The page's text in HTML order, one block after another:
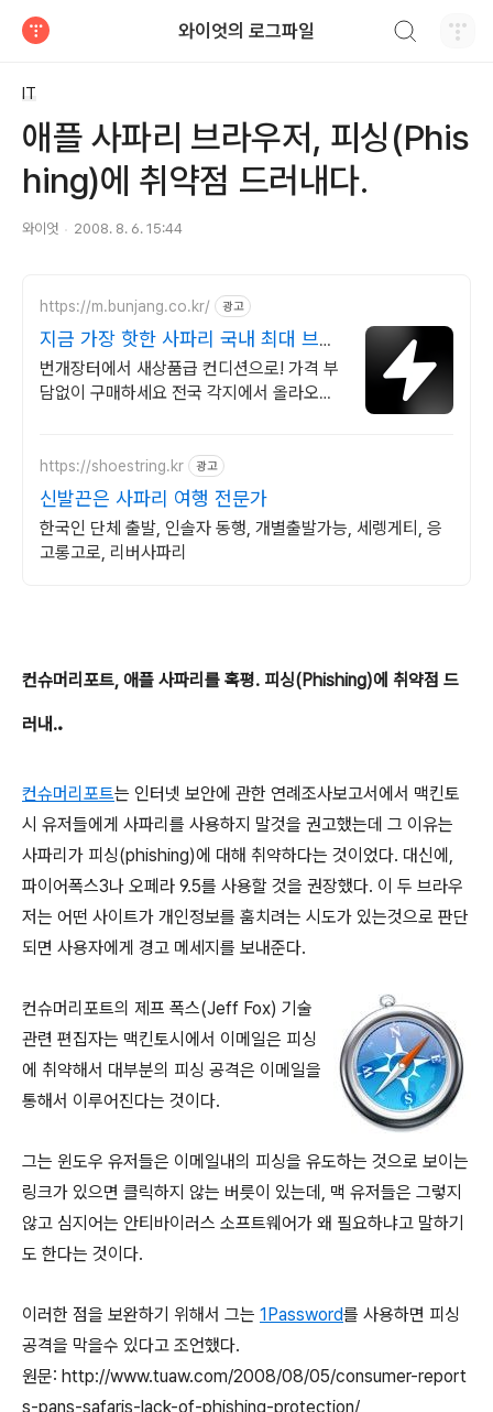
와이엇의 로그파일
IT
애플 사파리 브라우저, 피싱(Phis
hing)에 취약점 드러내다.
와이엇 2008. 8. 6. 15:44
https://m.bunjang.co.kr/ 광고
지금 가장 핫한 사파리 국내 최대 브랜
드 중고거래
번개장터에서 새상품급 컨디션으로! 가격 부
담없이 구매하세요 전국 각지에서 올라오는
https://shoestring.kr 광고
신발끈은 사파리 여행 전문가
한국인 단체 출발, 인솔자 동행, 개별출발가능, 세렝게티, 응
고롱고로, 리버사파리
컨슈머리포트, 애플 사파리를 혹평. 피싱(Phishing)에 취약점 드
러내..
컨슈머리포트는 인터넷 보안에 관한 연례조사보고서에서 맥킨토
시 유저들에게 사파리를 사용하지 말것을 권고했는데 그 이유는
사파리가 피싱(phishing)에 대해 취약하다는 것이었다. 대신에,
파이어폭스3나 오페라 9.5를 사용할 것을 권장했다. 이 두 브라우
저는 어떤 사이트가 개인정보를 훔치려는 시도가 있는것으로 판단
되면 사용자에게 경고 메세지를 보내준다.
컨슈머리포트의 제프 폭스(Jeff Fox) 기술
관련 편집자는 맥킨토시에서 이메일은 피싱
에 취약해서 대부분의 피싱 공격은 이메일을
통해서 이루어진다는 것이다.
그는 윈도우 유저들은 이메일내의 피싱을 유도하는 것으로 보이는
링크가 있으면 클릭하지 않는 버릇이 있는데, 맥 유저들은 그렇지
않고 심지어는 안티바이러스 소프트웨어가 왜 필요하냐고 말하기
도 한다는 것이다.
이러한 점을 보완하기 위해서 그는 1Password를 사용하면 피싱
공격을 막을수 있다고 조언했다.
원문: http://www.tuaw.com/2008/08/05/consumer-report
s-pans-safaris-lack-of-phishing-protection/